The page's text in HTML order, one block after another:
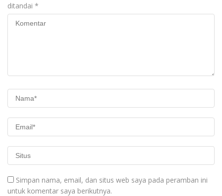
ditandai *
Simpan nama, email, dan situs web saya pada peramban ini
untuk komentar saya berikutnya.